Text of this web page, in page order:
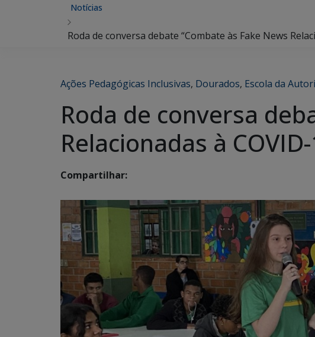
Notícias
Roda de conversa debate “Combate às Fake News
Ações Pedagógicas Inclusivas, Dourados, Escola da
Roda de conversa
Relacionadas à
Compartilhar: